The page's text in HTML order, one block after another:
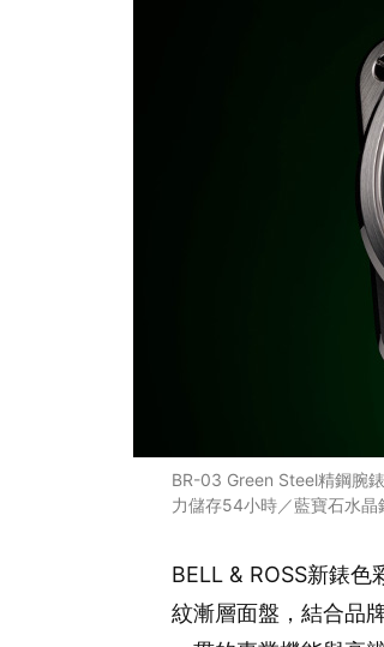
BR-03 Green Steel精鋼腕
力儲存54小時／藍寶石水
BELL & ROSS新錶
紋漸層面盤，結合品